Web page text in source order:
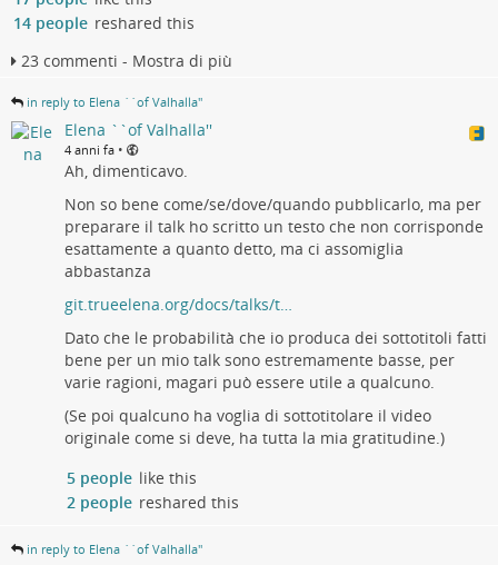
14 people reshared this
23 commenti - Mostra di più
in reply to Elena ``of Valhalla''
Elena ``of Valhalla''
4 anni fa •
Ah, dimenticavo.
Non so bene come/se/dove/quando pubblicarlo, ma per
preparare il talk ho scritto un testo che non corrisponde
esattamente a quanto detto, ma ci assomiglia
abbastanza
git.trueelena.org/docs/talks/t…
Dato che le probabilità che io produca dei sottotitoli fatti
bene per un mio talk sono estremamente basse, per
varie ragioni, magari può essere utile a qualcuno.
(Se poi qualcuno ha voglia di sottotitolare il video
originale come si deve, ha tutta la mia gratitudine.)
5 people like this
2 people reshared this
in reply to Elena ``of Valhalla''